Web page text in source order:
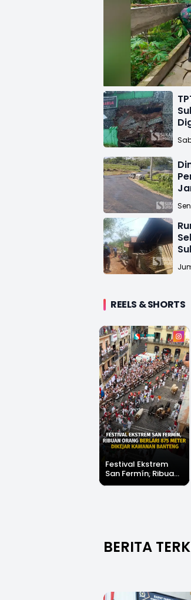
REELS & SHORTS
Festival Ekstrem
San Fermín, Ribuan
Orang Berlari 875
BERITA